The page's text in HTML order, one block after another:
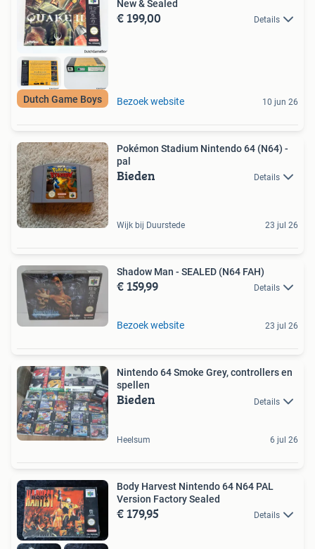
Dutch Game Boys
New & Sealed
€ 199,00 Details
Bezoek website 10 jun 26
Pokémon Stadium Nintendo 64 (N64) -
pal
Bieden Details
Wijk bij Duurstede 23 jul 26
Shadow Man - SEALED (N64 FAH)
€ 159,99 Details
Bezoek website 23 jul 26
Nintendo 64 Smoke Grey, controllers en
spellen
Bieden Details
Heelsum 6 jul 26
Body Harvest Nintendo 64 N64 PAL
Version Factory Sealed
€ 179,95 Details